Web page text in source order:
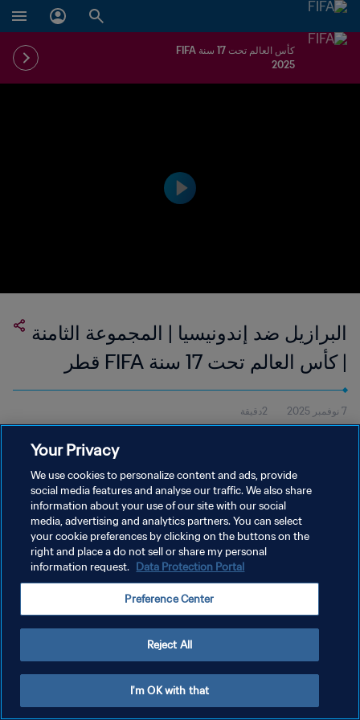
كأس العالم تحت 17 سنة FIFA
2025
البرازيل ضد إندونيسيا | المجموعة الثامنة
| كأس العالم تحت 17 سنة FIFA قطر
2025™ | أبرز اللقطات
7 نوفمبر 2025 2دقيقة
شاهد أبرز لقطات مباراة البرازيل وإندونيسيا التي أُقيمت في أسباير زون،
شروط الخدمة
إدارة تفضيلات ملفات تعريف الارتباط
Your Privacy
We use cookies to personalize content and ads, provide
social media features and analyse our traffic. We also share
information about your use of our site with our social
media, advertising and analytics partners. You can select
your cookie preferences by clicking on the buttons on the
right and place a do not sell or share my personal
information request. Data Protection Portal
Preference Center
Reject All
I'm OK with that